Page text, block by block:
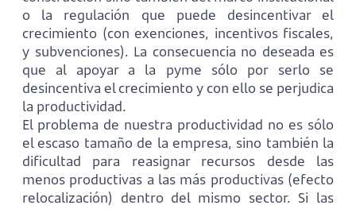
o la regulación que puede desincentivar el
crecimiento (con exenciones, incentivos fiscales,
y subvenciones). La consecuencia no deseada es
que al apoyar a la pyme sólo por serlo se
desincentiva el crecimiento y con ello se perjudica
la productividad.
El problema de nuestra productividad no es sólo
el escaso tamaño de la empresa, sino también la
dificultad para reasignar recursos desde las
menos productivas a las más productivas (efecto
relocalización) dentro del mismo sector. Si las